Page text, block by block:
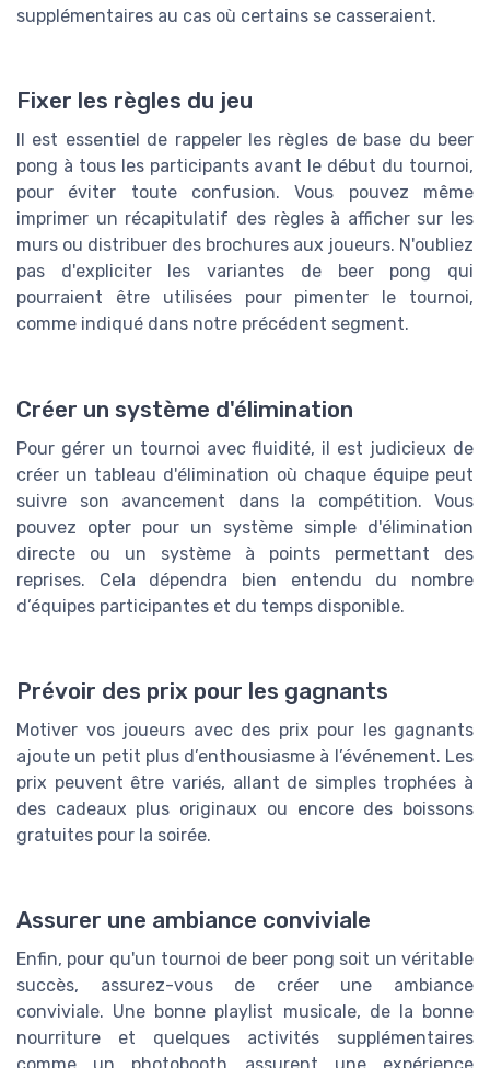
supplémentaires au cas où certains se casseraient.
Fixer les règles du jeu
Il est essentiel de rappeler les règles de base du beer
pong à tous les participants avant le début du tournoi,
pour éviter toute confusion. Vous pouvez même
imprimer un récapitulatif des règles à afficher sur les
murs ou distribuer des brochures aux joueurs. N'oubliez
pas d'expliciter les variantes de beer pong qui
pourraient être utilisées pour pimenter le tournoi,
comme indiqué dans notre précédent segment.
Créer un système d'élimination
Pour gérer un tournoi avec fluidité, il est judicieux de
créer un tableau d'élimination où chaque équipe peut
suivre son avancement dans la compétition. Vous
pouvez opter pour un système simple d'élimination
directe ou un système à points permettant des
reprises. Cela dépendra bien entendu du nombre
d’équipes participantes et du temps disponible.
Prévoir des prix pour les gagnants
Motiver vos joueurs avec des prix pour les gagnants
ajoute un petit plus d’enthousiasme à l’événement. Les
prix peuvent être variés, allant de simples trophées à
des cadeaux plus originaux ou encore des boissons
gratuites pour la soirée.
Assurer une ambiance conviviale
Enfin, pour qu'un tournoi de beer pong soit un véritable
succès, assurez-vous de créer une ambiance
conviviale. Une bonne playlist musicale, de la bonne
nourriture et quelques activités supplémentaires